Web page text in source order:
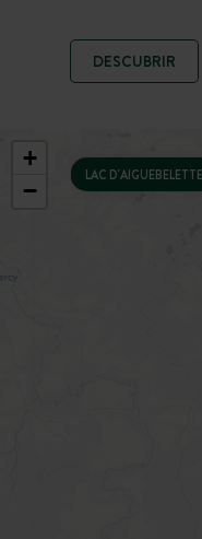
DESCUBRIR
LAC D'AIGUEBELETTE
+
−